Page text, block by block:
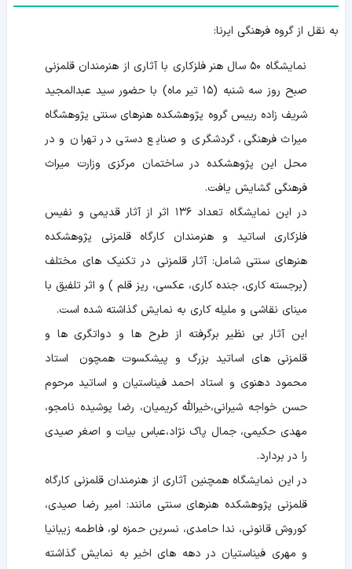
به نقل از گروه فرهنگی ایرنا:
نمایشگاه ۵۰ سال هنر فلزکاری با آثاری از هنرمندان قلمزنی
صبح روز سه شنبه (۱۵ تیر ماه) با حضور سید عبدالمجید
شریف زاده رییس گروه پژوهشکده هنرهای سنتی پژوهشگاه
میراث فرهنگی، گردشگری و صنایع دستی در تهران و در
محل این پژوهشکده در ساختمان مرکزی وزارت میراث
فرهنگی گشایش یافت.
در این نمایشگاه تعداد ۱۳۶ اثر از آثار قدیمی و نفیس
فلزکاری اساتید و هنرمندان کارگاه قلمزنی پژوهشکده
هنرهای سنتی شامل: آثار قلمزنی در تکنیک های مختلف
(برجسته کاری، جنده کاری، عکسی، ریز قلم ) و اثر تلفیق با
مینای نقاشی و ملیله کاری به نمایش گذاشته شده است.
این آثار بی نظیر برگرفته از طرح ها و دواتگری ها و
قلمزنی های اساتید بزرگ و پیشکسوت همچون استاد
محمود دهنوی و استاد احمد فیناستیان و اساتید مرحوم
حسن خواجه شیرانی،خیرالله کریمیان، رضا پوشیده نامجو،
مهدی حکیمی، جمال پاک نژاد،عباس بیات و اصغر صیدی
را در بردارد.
در این نمایشگاه همچنین آثاری از هنرمندان قلمزنی کارگاه
قلمزنی پژوهشکده هنرهای سنتی مانند: امیر رضا صیدی،
کوروش قانونی، ندا حامدی، نسرین حمزه لو، فاطمه زیبانیا
و مهری فیناستیان در دهه های اخیر به نمایش گذاشته